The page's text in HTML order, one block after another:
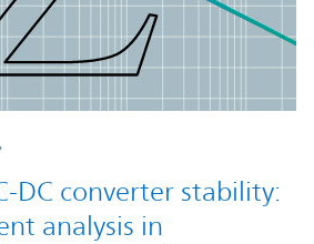
DC converter stability:
analysis in